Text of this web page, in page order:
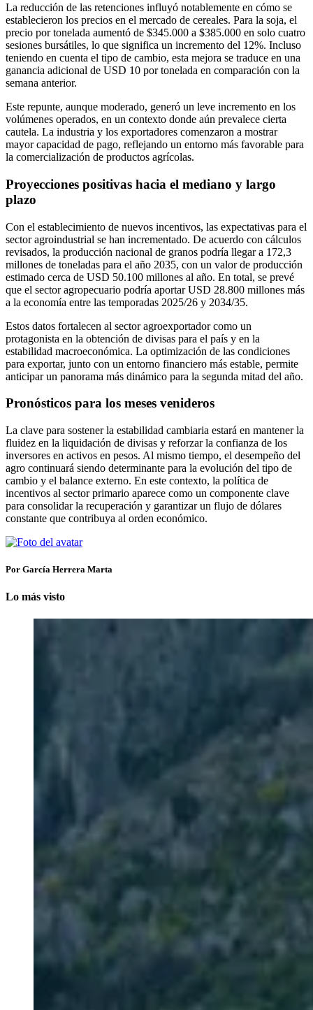
La reducción de las retenciones influyó notablemente en cómo se
establecieron los precios en el mercado de cereales. Para la soja, el
precio por tonelada aumentó de $345.000 a $385.000 en solo cuatro
sesiones bursátiles, lo que significa un incremento del 12%. Incluso
teniendo en cuenta el tipo de cambio, esta mejora se traduce en una
ganancia adicional de USD 10 por tonelada en comparación con la
semana anterior.
Este repunte, aunque moderado, generó un leve incremento en los
volúmenes operados, en un contexto donde aún prevalece cierta
cautela. La industria y los exportadores comenzaron a mostrar
mayor capacidad de pago, reflejando un entorno más favorable para
la comercialización de productos agrícolas.
Proyecciones positivas hacia el mediano y largo
plazo
Con el establecimiento de nuevos incentivos, las expectativas para el
sector agroindustrial se han incrementado. De acuerdo con cálculos
revisados, la producción nacional de granos podría llegar a 172,3
millones de toneladas para el año 2035, con un valor de producción
estimado cerca de USD 50.100 millones al año. En total, se prevé
que el sector agropecuario podría aportar USD 28.800 millones más
a la economía entre las temporadas 2025/26 y 2034/35.
Estos datos fortalecen al sector agroexportador como un
protagonista en la obtención de divisas para el país y en la
estabilidad macroeconómica. La optimización de las condiciones
para exportar, junto con un entorno financiero más estable, permite
anticipar un panorama más dinámico para la segunda mitad del año.
Pronósticos para los meses venideros
La clave para sostener la estabilidad cambiaria estará en mantener la
fluidez en la liquidación de divisas y reforzar la confianza de los
inversores en activos en pesos. Al mismo tiempo, el desempeño del
agro continuará siendo determinante para la evolución del tipo de
cambio y el balance externo. En este contexto, la política de
incentivos al sector primario aparece como un componente clave
para consolidar la recuperación y garantizar un flujo de dólares
constante que contribuya al orden económico.
Por García Herrera Marta
Lo más visto